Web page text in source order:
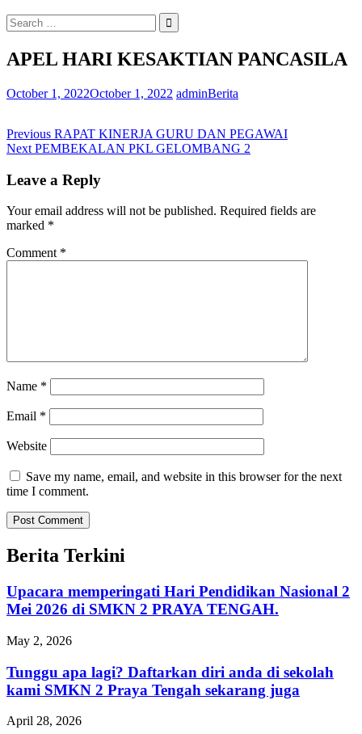
Search
for:
APEL HARI KESAKTIAN PANCASILA
October 1, 2022October 1, 2022 adminBerita
Post
navigation
Previous Previous
post:
RAPAT KINERJA GURU DAN PEGAWAI
Next Next
PEMBEKALAN PKL GELOMBANG 2
Leave a Reply
Your email address will not be published. Required fields are
marked *
Comment *
Name *
Email *
Website
Save my name, email, and website in this browser for the next
time I comment.
Berita Terkini
Upacara memperingati Hari Pendidikan Nasional 2
Mei 2026 di SMKN 2 PRAYA TENGAH.
May 2, 2026
Tunggu apa lagi? Daftarkan diri anda di sekolah
kami SMKN 2 Praya Tengah sekarang juga
April 28, 2026